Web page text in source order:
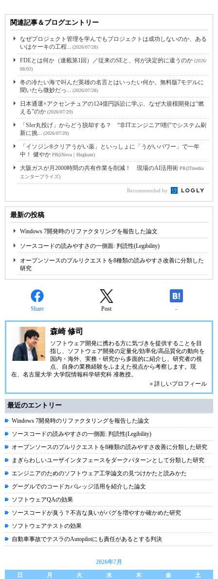
関連記事＆ブログエントリー
なぜプロジェクト管理を学んでもプロジェクトは成功しないのか、ある
いはケーキの工程... (2026/07/28)
FDEとは何か（連載第1回）／従来のSEと、何が決定的に違うのか (2026/
08/03)
冬の冷たい海で叫んだ英雄の名言とはいったい何か。無料版7モデルに
聞いたら微妙だっ... (2026/07/28)
日本通運×アクセンチュアの124億円訴訟に学ぶ、なぜ大規模開発は“燃
える”のか (2026/07/29)
「SIer丸投げ」からどう脱却する？ “非ITエンジニア9割”でシステム刷
新に挑... (2026/07/29)
「イソジン®クリアうがい薬」といっしょに「うがいパワー」で一年
中！ 健やか PR(iNova｜Hugkum)
大阪ガスが月2000時間の共有作業を削減！ 現場のAI活用術 PR(ITmedia
エンタープライズ)
Recommended by
最新の投稿
Windows 7開発時のリファクタリングを報告した論文
ソースコードの読みやすさの一側面: 判読性(Legibility)
オープンソースのプルリクエストを8種類の読みやすさ改善に分類した
研究
Share Post -
森崎 修司
ソフトウェア開発に携わる方に気づきを提供することを目
指し、ソフトウェア開発の定量化/効率化/高品質化の動向を
国内・海外、実務・研究から多面的に紹介し、研究者の視
点、自身の業務経験をふまえた視点から考察します。現
在、名古屋大学 大学院情報科学研究科 准教授。
» 詳しいプロフィール
最近のエントリー
Windows 7開発時のリファクタリングを報告した論文
ソースコードの読みやすさの一側面: 判読性(Legibility)
オープンソースのプルリクエストを8種類の読みやすさ改善に分類した研究
まぎらわしいユーザインタフェースをダークパターンとして分類した研究
エンジニアのためのソフトウェア工学論文の見つけかたと読みかた
グーグルでのコードカバレッジ活用を紹介した論文
ソフトウェアQAの効果
ソースコードが臭う？不吉な臭いがバグを増やすか確かめた研究
ソフトウェアテストの効果
自動車事故でテスラのAutopilotにも責任があるとする判決
2026年7月
日
月 火 水 木 金 土